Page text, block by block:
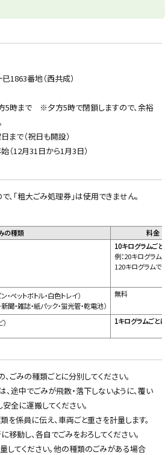
1863番地（西共成）
5時まで ※夕方5時で閉鎖しますので、余裕
まで（祝日も開設）
（12月31日から1月3日）
「粗大ごみ処理券」は使用できません。
の種類
料金
10キログラムごと
例：20キログラム
120キログラムで
・ペットボトル・白色トレイ）
聞・雑誌・紙パック・蛍光管・乾電池）
無料
1キログラムごと
、ごみの種類ごとに分別してください。
、途中でごみが飛散・落下しないように、覆い
全に運搬してください。
を係員に伝え、車両ごと重さを計量します。
移動し、各自でごみをおろしてください。
量してください。他の種類のごみがある場合